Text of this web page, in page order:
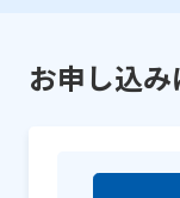
お申し込